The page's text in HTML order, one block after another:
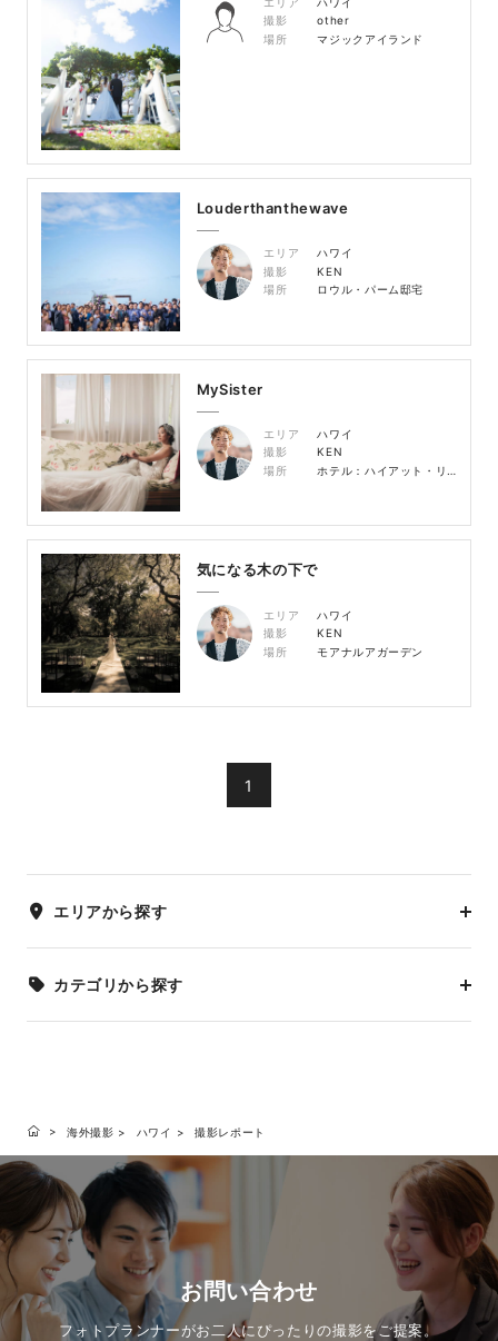
撮影
other
場所
マジックアイランド
Louderthanthewave
エリア
ハワイ
撮影
KEN
場所
ロウル・パーム邸宅
MySister
エリア
ハワイ
撮影
KEN
場所
ホテル：ハイアット・リージェンシー・ワイキキ 挙式会場：ロウル・パーム
気になる木の下で
エリア
ハワイ
撮影
KEN
場所
モアナルアガーデン
1
エリアから探す
カテゴリから探す
海外撮影 ハワイ 撮影レポート
お問い合わせ
フォトプランナーがお二人にぴったりの撮影をご提案。